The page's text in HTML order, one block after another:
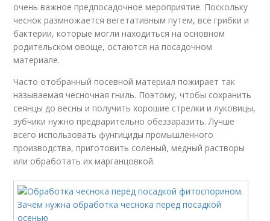
очень важное предпосадочное мероприятие. Поскольку
чеснок размножается вегетативным путем, все грибки и
бактерии, которые могли находиться на основном
родительском овоще, остаются на посадочном
материале.
Часто отобранный посевной материал пожирает так
называемая чесночная гниль. Поэтому, чтобы сохранить
сеянцы до весны и получить хорошие стрелки и луковицы,
зубчики нужно предварительно обеззаразить. Лучше
всего использовать фунгициды промышленного
производства, приготовить соленый, медный растворы
или обработать их марганцовкой.